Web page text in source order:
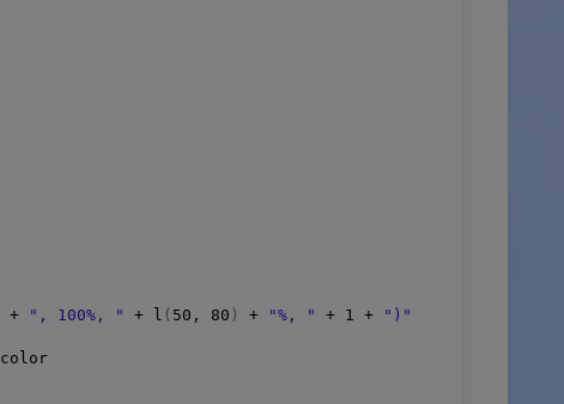
+ ", 100%, " + l ( 50 , 80 ) + "%, " + 1 +
")"
color